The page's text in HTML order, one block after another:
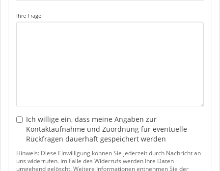
Ihre Frage
Ich willige ein, dass meine Angaben zur
Kontaktaufnahme und Zuordnung für eventuelle
Rückfragen dauerhaft gespeichert werden
Hinweis: Diese Einwilligung können Sie jederzeit durch Nachricht an
uns widerrufen. Im Falle des Widerrufs werden Ihre Daten
umgehend gelöscht. Weitere Informationen entnehmen Sie der